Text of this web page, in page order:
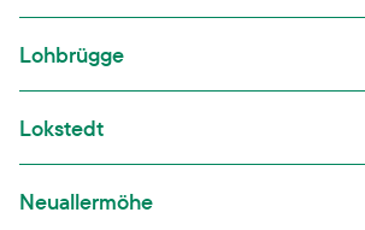
Lohbrügge
Lokstedt
Neuallermöhe